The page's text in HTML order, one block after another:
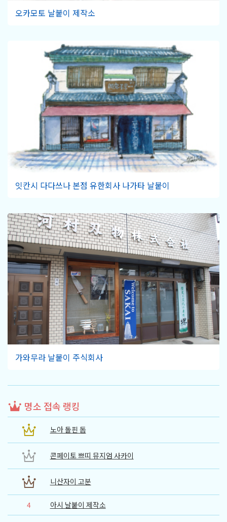
오카모토 날붙이 제작소
잇칸시 다다쓰나 본점 유한회사 나가타 날붙이
가와무라 날붙이 주식회사
명소 접속 랭킹
노아 돌핀 돔
콘페이토 쁘띠 뮤지엄 사카이
니산자이 고분
4
아시 날붙이 제작소